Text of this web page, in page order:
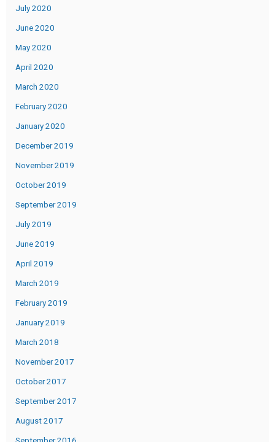
July 2020
June 2020
May 2020
April 2020
March 2020
February 2020
January 2020
December 2019
November 2019
October 2019
September 2019
July 2019
June 2019
April 2019
March 2019
February 2019
January 2019
March 2018
November 2017
October 2017
September 2017
August 2017
September 2016